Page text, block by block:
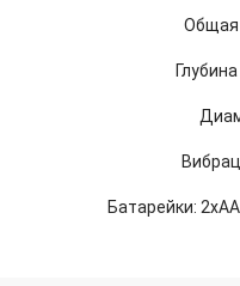
Общая
Батарейки: